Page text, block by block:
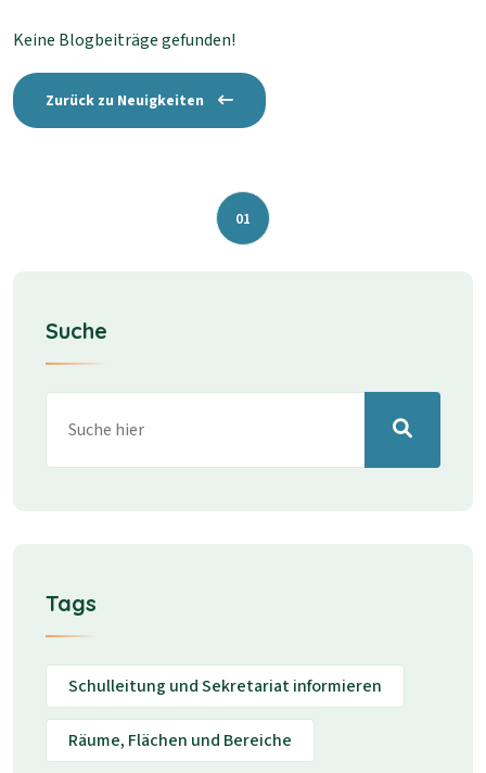
Keine Blogbeiträge gefunden!
Zurück zu Neuigkeiten
01
Suche
Tags
Schulleitung und Sekretariat informieren
Räume, Flächen und Bereiche